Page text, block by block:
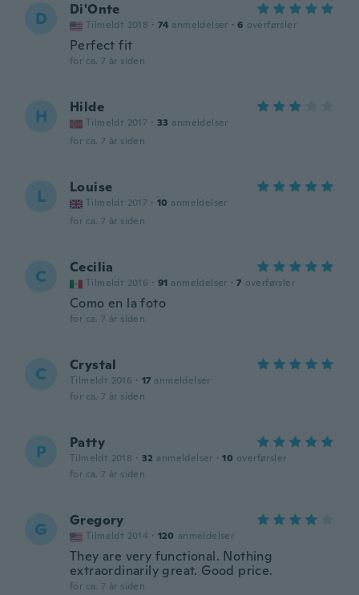
D Di'Onte
Tilmeldt 2018 · 74 anmeldelser · 6 overførsler
Perfect fit
for ca. 7 år siden
H Hilde
Tilmeldt 2017 · 33 anmeldelser
for ca. 7 år siden
L Louise
Tilmeldt 2017 · 10 anmeldelser
for ca. 7 år siden
C Cecilia
Tilmeldt 2016 · 91 anmeldelser · 7 overførsler
Como en la foto
for ca. 7 år siden
C Crystal
Tilmeldt 2016 · 17 anmeldelser
for ca. 7 år siden
P Patty
Tilmeldt 2018 · 32 anmeldelser · 10 overførsler
for ca. 7 år siden
G Gregory
Tilmeldt 2014 · 120 anmeldelser
They are very functional. Nothing
extraordinarily great. Good price.
for ca. 7 år siden